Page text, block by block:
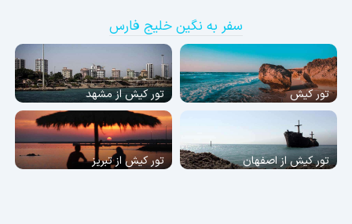
سفر به نگین خلیج فارس
تور کیش تور کیش از مشهد
تور کیش از اصفهان تور کیش از تبریز